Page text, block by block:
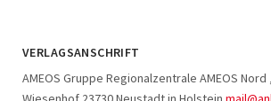
VERLAGSANSCHRIFT
AMEOS Gruppe Regionalzentrale AMEOS